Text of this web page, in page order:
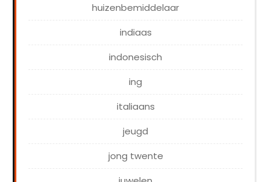
huizenbemiddelaar
indiaas
indonesisch
ing
italiaans
jeugd
jong twente